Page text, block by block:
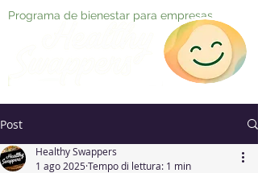
Programa de bienestar para empresas
Post
Healthy Swappers
1 ago 2025Tempo di lettura: 1 min